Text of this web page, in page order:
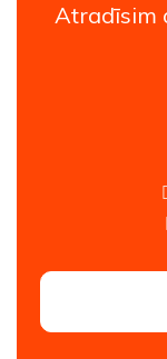
Atradīsim